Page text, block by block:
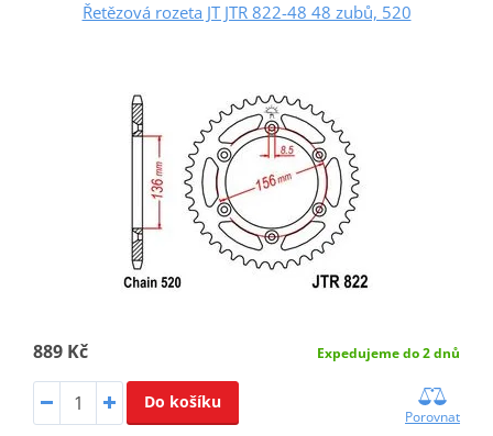
Řetězová rozeta JT JTR 822-48 48 zubů, 520
889 Kč Expedujeme do 2 dnů
Do košíku
Porovnat